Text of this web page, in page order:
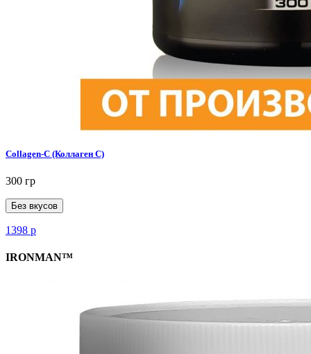
Collagen-C (Коллаген С)
300 гр
Без вкусов
1398 р
IRONMAN™